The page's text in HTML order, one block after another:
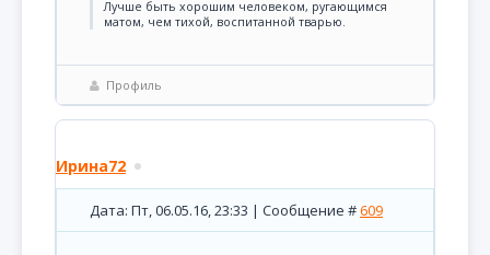
Лучше быть хорошим человеком, ругающимся
матом, чем тихой, воспитанной тварью.
Профиль
Ирина72
Дата: Пт, 06.05.16, 23:33 | Сообщение #609